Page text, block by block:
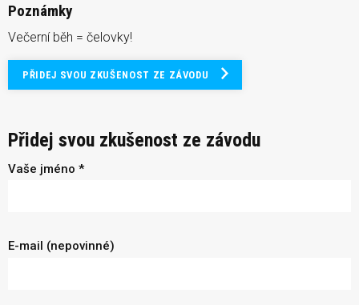
Poznámky
Večerní běh = čelovky!
PŘIDEJ SVOU ZKUŠENOST ZE ZÁVODU
Přidej svou zkušenost ze závodu
Vaše jméno *
E-mail (nepovinné)